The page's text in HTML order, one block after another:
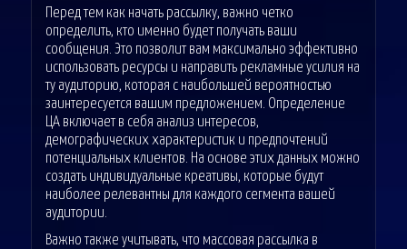
Перед тем как начать рассылку, важно четко
определить, кто именно будет получать ваши
сообщения. Это позволит вам максимально эффективно
использовать ресурсы и направить рекламные усилия на
ту аудиторию, которая с наибольшей вероятностью
заинтересуется вашим предложением. Определение
ЦА включает в себя анализ интересов,
демографических характеристик и предпочтений
потенциальных клиентов. На основе этих данных можно
создать индивидуальные креативы, которые будут
наиболее релевантны для каждого сегмента вашей
аудитории.
Важно также учитывать, что массовая рассылка в